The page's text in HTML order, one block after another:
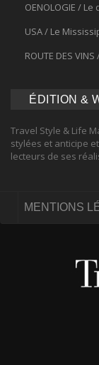
OENOLOGIE /
USA / Le
ROUTE DES
ÉDITION &
Travel Style & Life
stylées et anticipe
lecteurs de ses
MENTIONS